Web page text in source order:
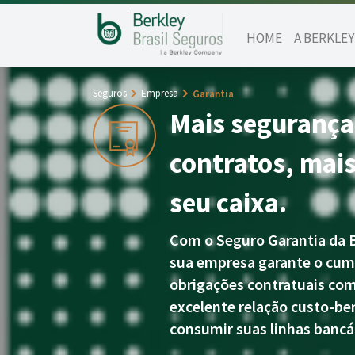
HOME A BERKLEY
Seguros Empresa Garantia
Mais
contratos,
seu caixa.
Com o Seguro Garantia da
sua empresa garante o
obrigações contratuais
excelente relação custo-
consumir suas linhas